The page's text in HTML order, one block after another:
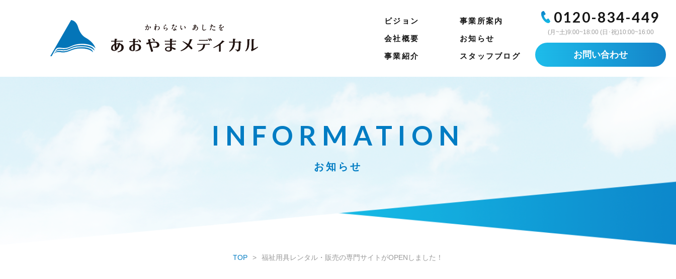
ビジョン 事業所案内
会社概要 お知らせ
事業紹介 スタッフブログ
0120-834-449
(月~土)9:00~18:00 (日･祝)10:00~16:00
お問い合わせ
INFORMATION
お知らせ
TOP 福祉用具レンタル・販売の専門サイトがOPENしました！